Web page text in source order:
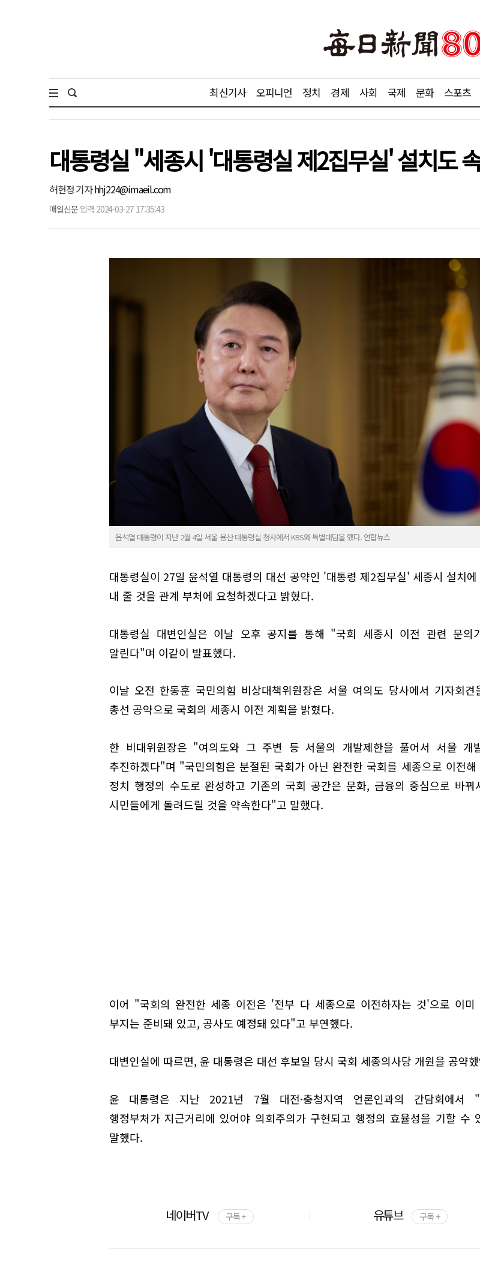
최신기사 오피니언 정치 경제 사회 국제 문화 스포츠
대통령실 "세종시 '대통령실 제2집무실' 설치도
허현정 기자hhj224@imaeil.com
매일신문 입력 2024-03-27 17:35:43
윤석열 대통령이 지난 2월 4일 서울 용산 대통령실 청사에서 KBS와 특별대담을 했다. 연합뉴스
대통령실이 27일 윤석열 대통령의 대선 공약인 '대통령 제2집무실' 세종시 설치에
내 줄 것을 관계 부처에 요청하겠다고 밝혔다.
대통령실 대변인실은 이날 오후 공지를 통해 "국회 세종시 이전 관련 문의
알린다"며 이같이 발표했다.
이날 오전 한동훈 국민의힘 비상대책위원장은 서울 여의도 당사에서 기자회견
총선 공약으로 국회의 세종시 이전 계획을 밝혔다.
한 비대위원장은 "여의도와 그 주변 등 서울의 개발제한을 풀어서 서울 개
추진하겠다"며 "국민의힘은 분절된 국회가 아닌 완전한 국회를 세종으로 이전해
정치 행정의 수도로 완성하고 기존의 국회 공간은 문화, 금융의 중심으로 바꿔
시민들에게 돌려드릴 것을 약속한다"고 말했다.
이어 "국회의 완전한 세종 이전은 '전부 다 세종으로 이전하자는 것'으로 이미
부지는 준비돼 있고, 공사도 예정돼 있다"고 부연했다.
대변인실에 따르면, 윤 대통령은 대선 후보일 당시 국회 세종의사당 개원을 공약
윤 대통령은 지난 2021년 7월 대전·충청지역 언론인과의 간담회에서 "
행정부처가 지근거리에 있어야 의회주의가 구현되고 행정의 효율성을 기할 수
말했다.
네이버TV 구독 + 유튜브 구독 +